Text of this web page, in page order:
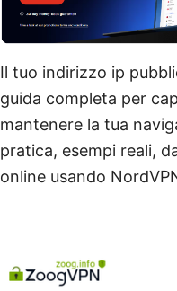
Il tuo indirizzo ip
guida completa per
mantenere la tua
pratica, esempi reali,
online usando